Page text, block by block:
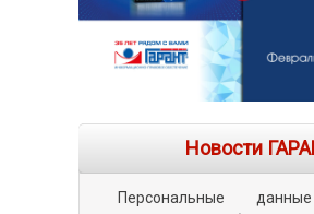
Новости
Персональные